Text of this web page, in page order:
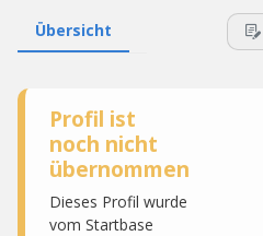
Übersicht
Profil ist
noch nicht
übernommen
Dieses Profil wurde
vom Startbase